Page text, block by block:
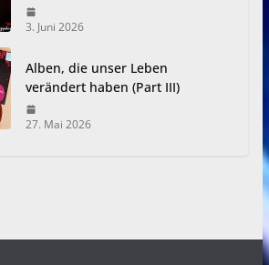
3. Juni 2026
Alben, die unser Leben
verändert haben (Part III)
27. Mai 2026